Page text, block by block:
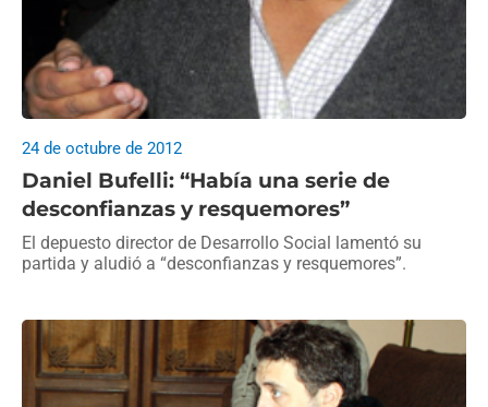
Daniel Bufelli: “Había una serie de
desconfianzas y resquemores”
24 de octubre de 2012
El depuesto director de Desarrollo Social lamentó su
partida y aludió a “desconfianzas y resquemores”.